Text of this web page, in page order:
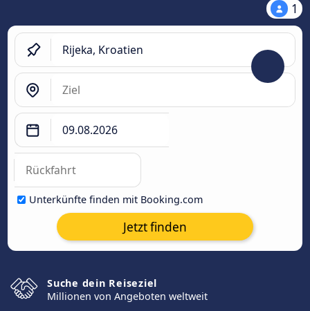
1
Unterkünfte finden mit Booking.com
Jetzt finden
Suche dein Reiseziel
Millionen von Angeboten weltweit